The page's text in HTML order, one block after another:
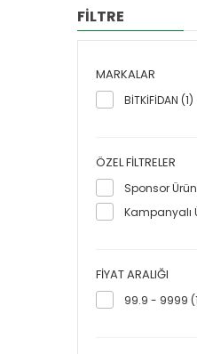
FİLTRE
MARKALAR
BİTKİFİDAN (1)
ÖZEL FILTRELER
Sponsor
Kampanyalı
FIYAT ARALIĞI
99.9 - 9999